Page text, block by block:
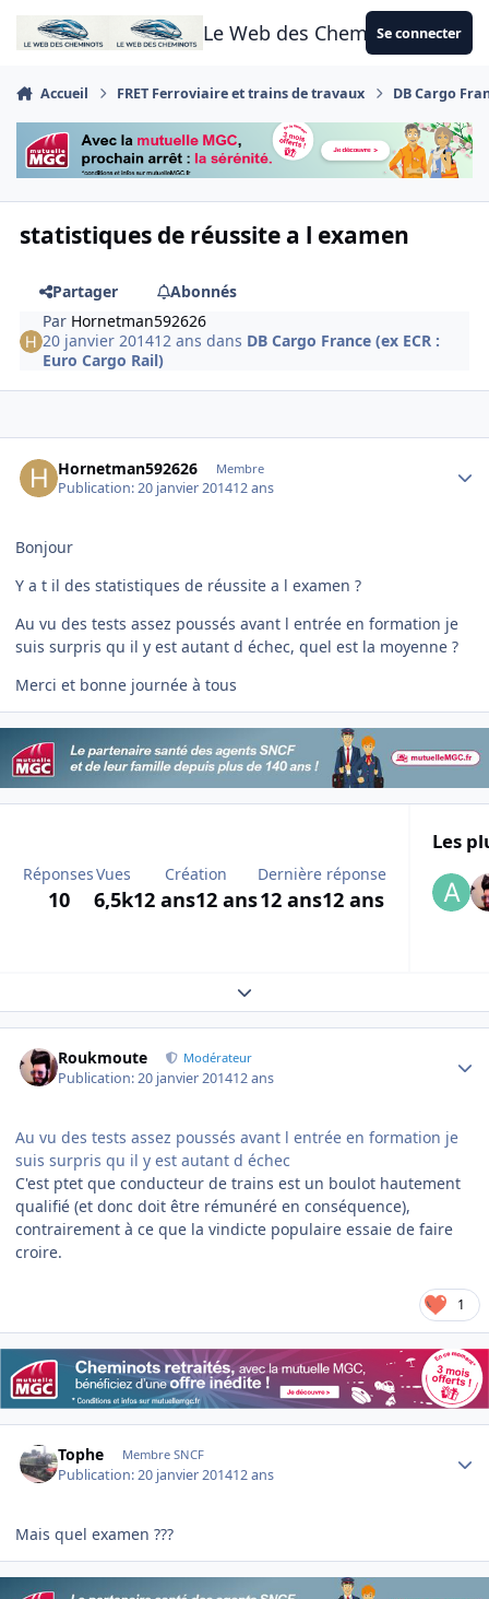
Aller au contenu
Le Web des CheminotsSe connecter
Accueil FRET Ferroviaire et trains de travaux DB Cargo
statistiques de réussite a l examen
Partager
Abonnés
Par Hornetman592626
20 janvier 201412 ans dans DB Cargo France (ex ECR :
Euro Cargo Rail)
Hornetman592626 Membre
Publication:20 janvier 201412 ans
Bonjour
Y a t il des statistiques de réussite a l examen ?
Au vu des tests assez poussés avant l entrée en formation je
suis surpris qu il y est autant d échec, quel est la moyenne ?
Merci et bonne journée à tous
Réponses
10
Vues
6,5k
Création
12 ans12 ans
Dernière réponse
12 ans12 ans
Les
Expand topic overview
Roukmoute Modérateur
Publication:20 janvier 201412 ans
Au vu des tests assez poussés avant l entrée en formation je
suis surpris qu il y est autant d échec
C'est ptet que conducteur de trains est un boulot hautement
qualifié (et donc doit être rémunéré en conséquence),
contrairement à ce que la vindicte populaire essaie de faire
croire.
1
Tophe Membre SNCF
Publication:20 janvier 201412 ans
Mais quel examen ???